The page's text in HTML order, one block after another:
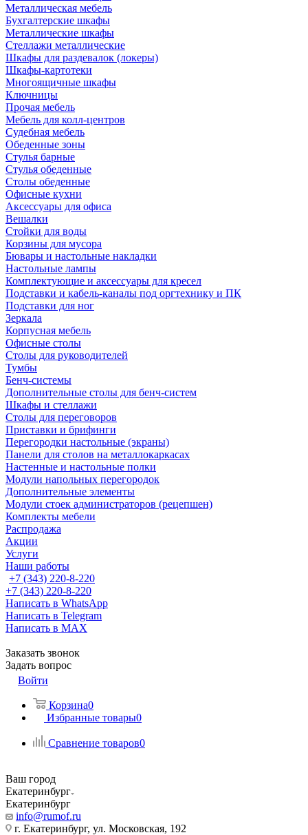
Металлическая мебель
Бухгалтерские шкафы
Металлические шкафы
Стеллажи металлические
Шкафы для раздевалок (локеры)
Шкафы-картотеки
Многоящичные шкафы
Ключницы
Прочая мебель
Мебель для колл-центров
Судебная мебель
Обеденные зоны
Стулья барные
Стулья обеденные
Столы обеденные
Офисные кухни
Аксессуары для офиса
Вешалки
Стойки для воды
Корзины для мусора
Бювары и настольные накладки
Настольные лампы
Комплектующие и аксессуары для кресел
Подставки и кабель-каналы под оргтехнику и ПК
Подставки для ног
Зеркала
Корпусная мебель
Офисные столы
Столы для руководителей
Тумбы
Бенч-системы
Дополнительные столы для бенч-систем
Шкафы и стеллажи
Столы для переговоров
Приставки и брифинги
Перегородки настольные (экраны)
Панели для столов на металлокаркасах
Настенные и настольные полки
Модули напольных перегородок
Дополнительные элементы
Модули стоек администраторов (рецепшен)
Комплекты мебели
Распродажа
Акции
Услуги
Наши работы
+7 (343) 220-8-220
+7 (343) 220-8-220
Написать в WhatsApp
Написать в Telegram
Написать в MAX
Заказать звонок
Задать вопрос
Войти
Корзина0
Избранные товары0
Сравнение товаров0
Ваш город
Екатеринбург
Екатеринбург
info@rumof.ru
г. Екатеринбург, ул. Московская, 192